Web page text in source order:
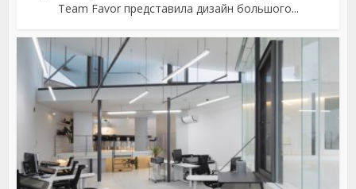
Team Favor представила дизайн большого...